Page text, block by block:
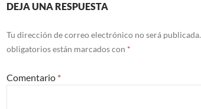
DEJA UNA RESPUESTA
Tu dirección de correo electrónico no será publicada.
obligatorios están marcados con *
Comentario *